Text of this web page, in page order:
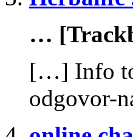
…
[…] Info to
odgovor-